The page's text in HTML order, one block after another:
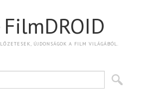
FilmDROID
ÚJDONSÁGOK A FILM VILÁGÁBÓL.